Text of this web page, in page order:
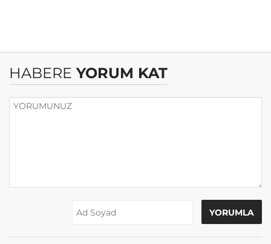
HABERE YORUM KAT